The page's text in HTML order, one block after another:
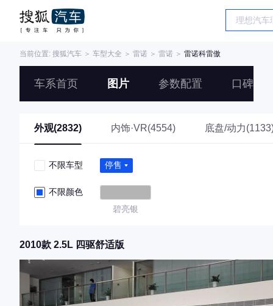
当前位置: 搜狐汽车 ＞ 车型大全 ＞ 雷诺 ＞ 雷诺 ＞ 雷诺科雷傲
车系首页 图片 参数配置 口碑
外观(2832) 内饰·VR(4554) 底盘/动力
不限车型 停售
不限颜色
碧亮银
2010款 2.5L 四驱舒适版